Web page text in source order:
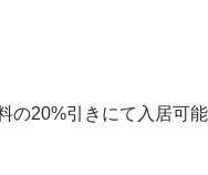
の20%引きにて入居可能